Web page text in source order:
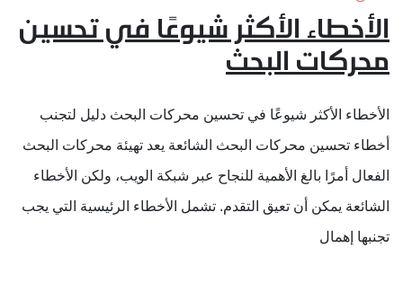
الأخطاء الأكثر شيوعًا في تحسين
محركات البحث
الأخطاء الأكثر شيوعًا في تحسين محركات البحث دليل لتجنب
أخطاء تحسين محركات البحث الشائعة يعد تهيئة محركات البحث
الفعال أمرًا بالغ الأهمية للنجاح عبر شبكة الويب، ولكن الأخطاء
الشائعة يمكن أن تعيق التقدم. تشمل الأخطاء الرئيسية التي يجب
تجنبها إهمال